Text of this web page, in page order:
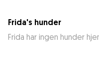
Frida's hunder
Frida har ingen hunder